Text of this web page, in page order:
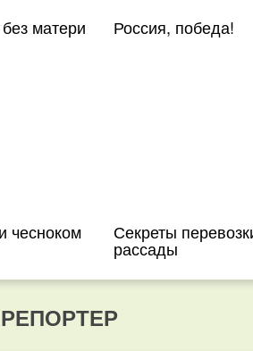
матери Россия, победа!
чесноком Секреты
рассады